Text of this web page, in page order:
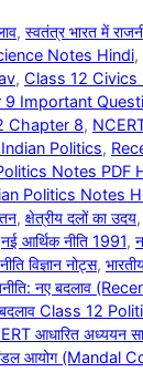
,स्वतंत्र भारत में
Notes Hindi,
, Class 12
9 Important
Chapter 8, NCERT
Politics,
Notes PDF
Politics Notes
, क्षेत्रीय दलों का उदय,
नई आर्थिक नीति 1991,
विज्ञान नोट्स,
नए बदलाव
बदलाव Class 12
आधारित अध्ययन
आयोग (Mandal